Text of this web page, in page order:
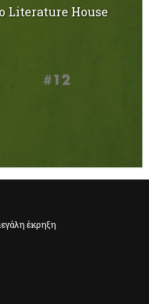
Literature House
έκρηξη